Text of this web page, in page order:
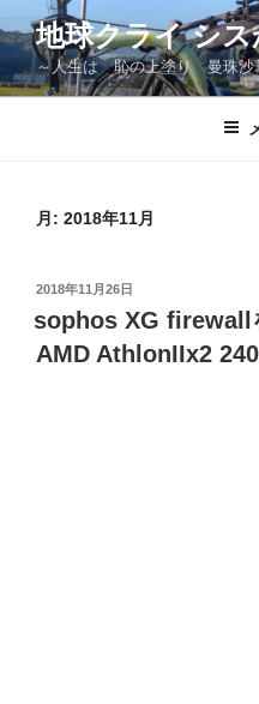
ン
テ
ン
地球クライ シ
～人生は 恥の上塗り 曼珠沙
月: 2018年11月
投
日:
2018年11月26日
sophos XG firewall
AMD AthlonIIx2